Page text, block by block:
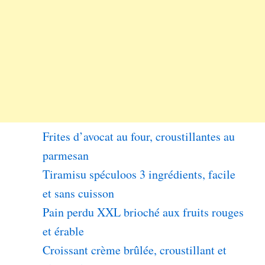
Frites d’avocat au four, croustillantes au
parmesan
Tiramisu spéculoos 3 ingrédients, facile
et sans cuisson
Pain perdu XXL brioché aux fruits rouges
et érable
Croissant crème brûlée, croustillant et